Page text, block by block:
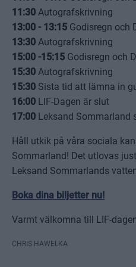
11:30 Autografskrivning
13:00 - 13:15 Godisregn och
13:30 Autografskrivning
15:00 -15:15 Godisregn och
15:30 Autografskrivning
15:30 Sista tid att lämna in
16:00 LIF-Dagen är slut
17:00 Leksand Sommarland
Håll utkik på våra sociala
Sommarland! Det utlovas
Leksand Sommarlands
Boka dina biljetter nu!
Varmt välkomna till LIF-
CHRIS HAWELKA